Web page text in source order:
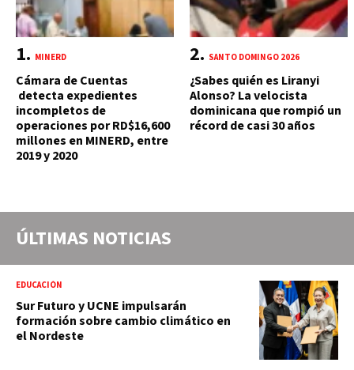
MINERD
Cámara de Cuentas
detecta expedientes
incompletos de
operaciones por RD$16,600
millones en MINERD, entre
2019 y 2020
SANTO DOMINGO 2026
¿Sabes quién es Liranyi
Alonso? La velocista
dominicana que rompió un
récord de casi 30 años
ÚLTIMAS NOTICIAS
EDUCACIÓN
Sur Futuro y UCNE impulsarán
formación sobre cambio climático en
el Nordeste